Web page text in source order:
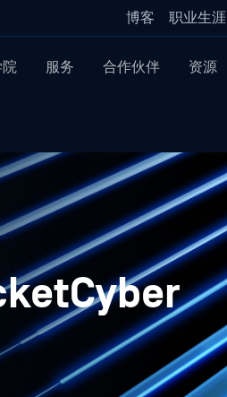
博客 职业生涯
院 服务 合作伙伴 资源